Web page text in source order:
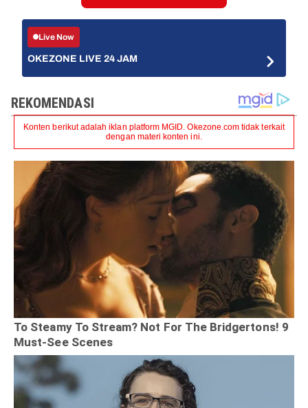
Live Now
OKEZONE LIVE 24 JAM